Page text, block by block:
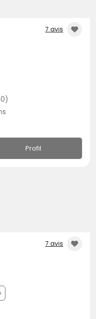
7 avis
Profil
7 avis